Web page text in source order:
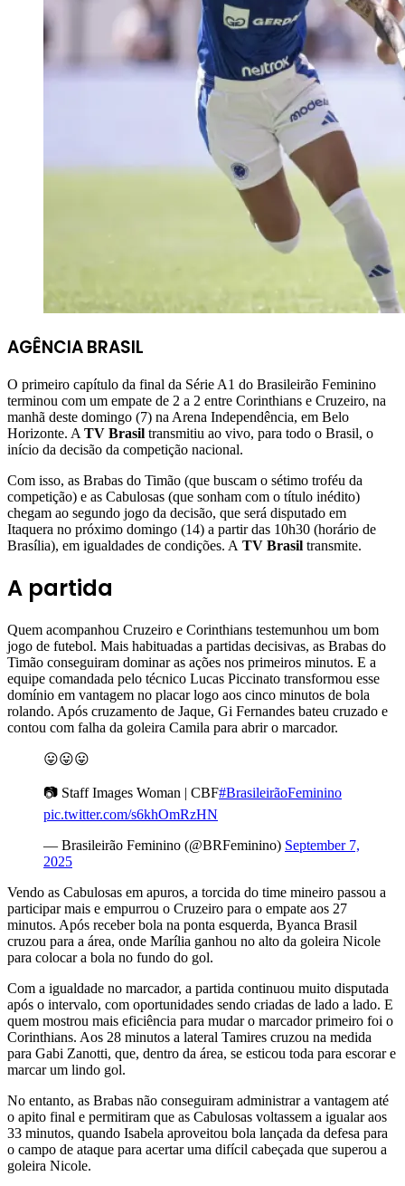
AGÊNCIA BRASIL
O primeiro capítulo da final da Série A1 do Brasileirão Feminino
terminou com um empate de 2 a 2 entre Corinthians e Cruzeiro, na
manhã deste domingo (7) na Arena Independência, em Belo
Horizonte. A TV Brasil transmitiu ao vivo, para todo o Brasil, o
início da decisão da competição nacional.
Com isso, as Brabas do Timão (que buscam o sétimo troféu da
competição) e as Cabulosas (que sonham com o título inédito)
chegam ao segundo jogo da decisão, que será disputado em
Itaquera no próximo domingo (14) a partir das 10h30 (horário de
Brasília), em igualdades de condições. A TV Brasil transmite.
A partida
Quem acompanhou Cruzeiro e Corinthians testemunhou um bom
jogo de futebol. Mais habituadas a partidas decisivas, as Brabas do
Timão conseguiram dominar as ações nos primeiros minutos. E a
equipe comandada pelo técnico Lucas Piccinato transformou esse
domínio em vantagem no placar logo aos cinco minutos de bola
rolando. Após cruzamento de Jaque, Gi Fernandes bateu cruzado e
contou com falha da goleira Camila para abrir o marcador.
😛😛😛
📷 Staff Images Woman | CBF#BrasileirãoFeminino
pic.twitter.com/s6khOmRzHN
— Brasileirão Feminino (@BRFeminino) September 7,
2025
Vendo as Cabulosas em apuros, a torcida do time mineiro passou a
participar mais e empurrou o Cruzeiro para o empate aos 27
minutos. Após receber bola na ponta esquerda, Byanca Brasil
cruzou para a área, onde Marília ganhou no alto da goleira Nicole
para colocar a bola no fundo do gol.
Com a igualdade no marcador, a partida continuou muito disputada
após o intervalo, com oportunidades sendo criadas de lado a lado. E
quem mostrou mais eficiência para mudar o marcador primeiro foi o
Corinthians. Aos 28 minutos a lateral Tamires cruzou na medida
para Gabi Zanotti, que, dentro da área, se esticou toda para escorar e
marcar um lindo gol.
No entanto, as Brabas não conseguiram administrar a vantagem até
o apito final e permitiram que as Cabulosas voltassem a igualar aos
33 minutos, quando Isabela aproveitou bola lançada da defesa para
o campo de ataque para acertar uma difícil cabeçada que superou a
goleira Nicole.